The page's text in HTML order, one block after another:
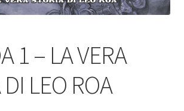
1 – LA VERA
LEO ROA